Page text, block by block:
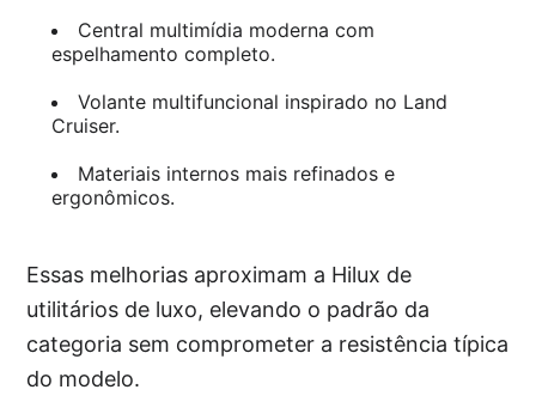
Central multimídia moderna com
espelhamento completo.
Volante multifuncional inspirado no Land
Cruiser.
Materiais internos mais refinados e
ergonômicos.
Essas melhorias aproximam a Hilux de
utilitários de luxo, elevando o padrão da
categoria sem comprometer a resistência típica
do modelo.